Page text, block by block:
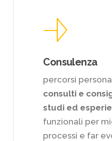
Consulenza
percorsi
consulti e
studi ed
funzionali per
processi e far